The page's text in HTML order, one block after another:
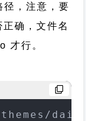
，注意，要
确，文件名
才行。